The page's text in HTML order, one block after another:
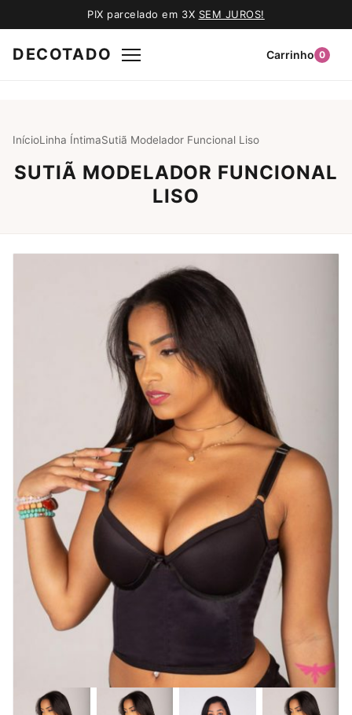
PIX parcelado em 3X SEM JUROS!
DECOTADO Carrinho 0
InícioLinha ÍntimaSutiã Modelador Funcional Liso
SUTIÃ MODELADOR FUNCIONAL
LISO